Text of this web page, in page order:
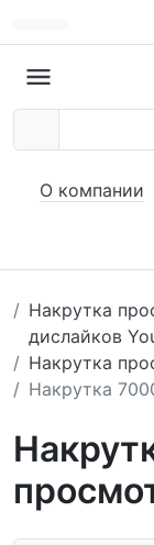
О компании
Накрутка
дислайков
Накрутка
Накрутка